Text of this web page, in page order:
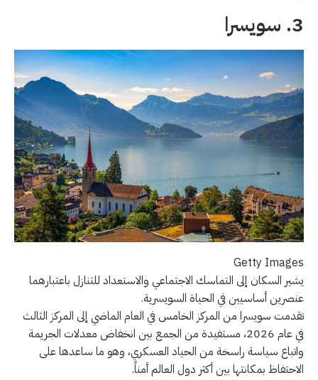
3. سويسرا
Getty Images
يشير السكان إلى التماسك الاجتماعي والاستعداد للتنازل باعتبارهما
عنصرين أساسيين في الحياة السويسرية.
تقدمت سويسرا من المركز الخامس في العام الماضي إلى المركز الثالث
في عام 2026، مستفيدة من الجمع بين انخفاض معدلات الجريمة
واتباع سياسة راسخة من الحياد العسكري، وهو ما ساعدها على
الاحتفاظ بمكانتها بين أكثر دول العالم أمناً.